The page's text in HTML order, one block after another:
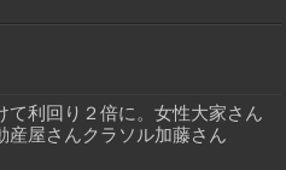
て利回り２倍に。女性大家さん
産屋さんクラソル加藤さん